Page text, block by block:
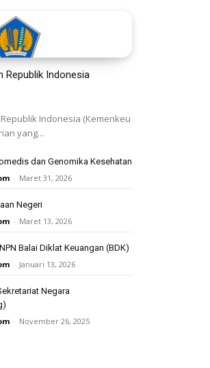
Republik Indonesia
Indonesia (Kemenkeu
yang...
dan Genomika Kesehatan
- Maret 31, 2026
Negeri
- Maret 13, 2026
Balai Diklat Keuangan (BDK)
- Januari 13, 2026
Negara
- November 26, 2025